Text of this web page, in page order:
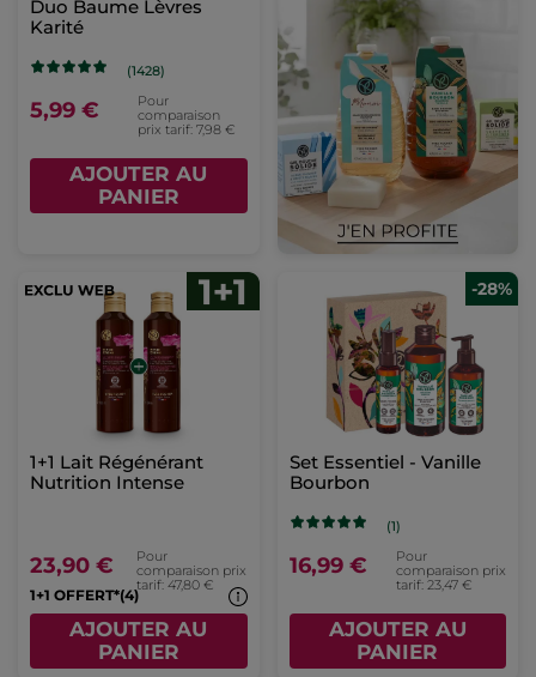
Duo Baume Lèvres
Karité
(1428)
5,99 €
Pour
comparaison
prix tarif: 7,98 €
AJOUTER AU
PANIER
1+1 Lait Régénérant
Nutrition Intense
23,90 €
Pour
comparaison prix
tarif: 47,80 €
1+1 OFFERT*(4)
AJOUTER AU
PANIER
-28%
Set Essentiel - Vanille
Bourbon
(1)
16,99 €
Pour
comparaison prix
tarif: 23,47 €
AJOUTER AU
PANIER